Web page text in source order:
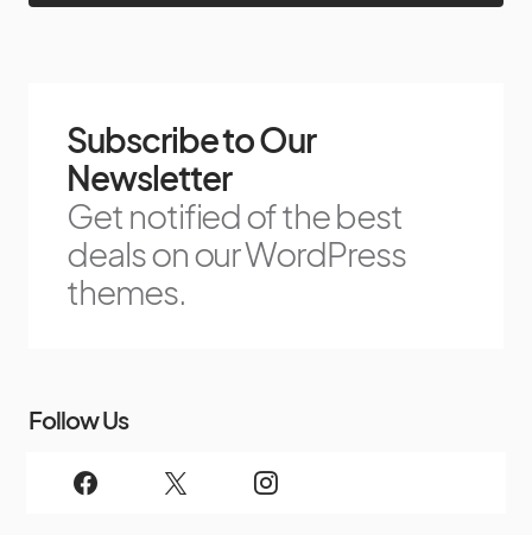
Subscribe to Our
Newsletter
Get notified of the best
deals on our WordPress
themes.
Follow Us